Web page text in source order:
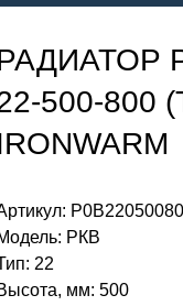
500-800
РКВ
22
мм: 500